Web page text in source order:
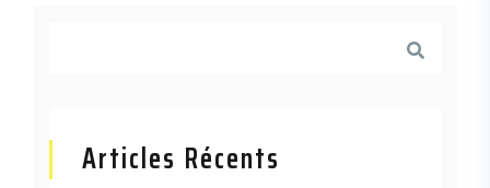
Articles Récents